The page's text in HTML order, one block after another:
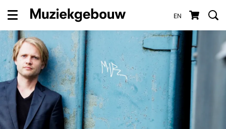
EN
Menu